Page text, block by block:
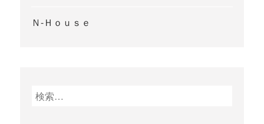
Ｎ-Ｈｏｕｓｅ
検